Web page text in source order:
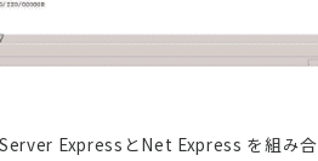
ExpressとNet Express を組み